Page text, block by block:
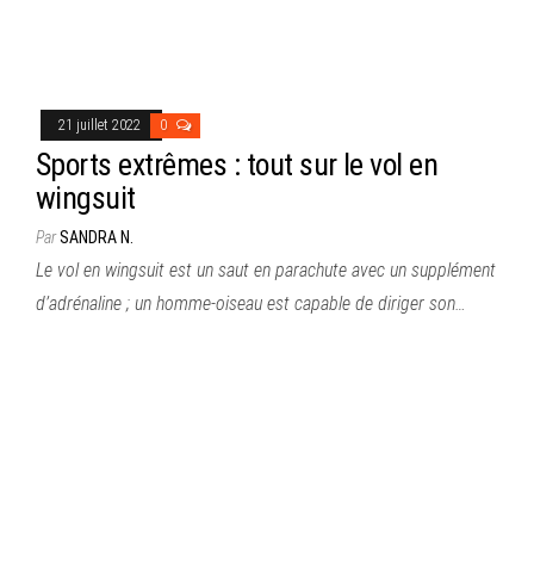
21 juillet 2022 0
Sports extrêmes : tout sur le vol en
wingsuit
ParSANDRA N.
Le vol en wingsuit est un saut en parachute avec un supplément
d’adrénaline ; un homme-oiseau est capable de diriger son…